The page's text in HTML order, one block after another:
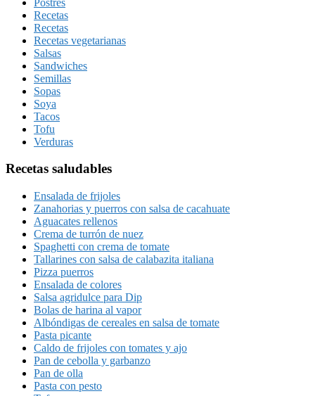
Recetas
Recetas
Recetas vegetarianas
Salsas
Sandwiches
Semillas
Sopas
Soya
Tacos
Tofu
Verduras
Recetas saludables
Ensalada de frijoles
Zanahorias y puerros con salsa de cacahuate
Aguacates rellenos
Crema de turrón de nuez
Spaghetti con crema de tomate
Tallarines con salsa de calabazita italiana
Pizza puerros
Ensalada de colores
Salsa agridulce para Dip
Bolas de harina al vapor
Albóndigas de cereales en salsa de tomate
Pasta picante
Caldo de frijoles con tomates y ajo
Pan de cebolla y garbanzo
Pan de olla
Pasta con pesto